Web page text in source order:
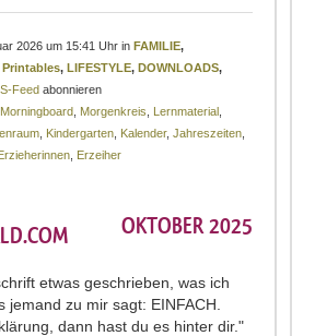
2026 um 15:41 Uhr in FAMILIE,
Printables, LIFESTYLE, DOWNLOADS,
Feed abonnieren
Morningboard Morgenkreis Lernmaterial
Kindergarten Kalender, Jahreszeiten
Erzieherinnen Erzeiher
OKTOBER 2025
etwas geschrieben, was ich
zu mir sagt: EINFACH.
dann hast du es hinter dir."